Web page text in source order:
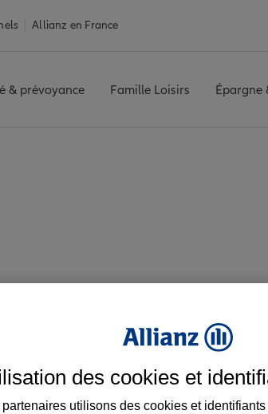
Allianz en France
& prévoyance Famille Loisirs Épargne
des cookies et
partenaires utilisons des cookies et